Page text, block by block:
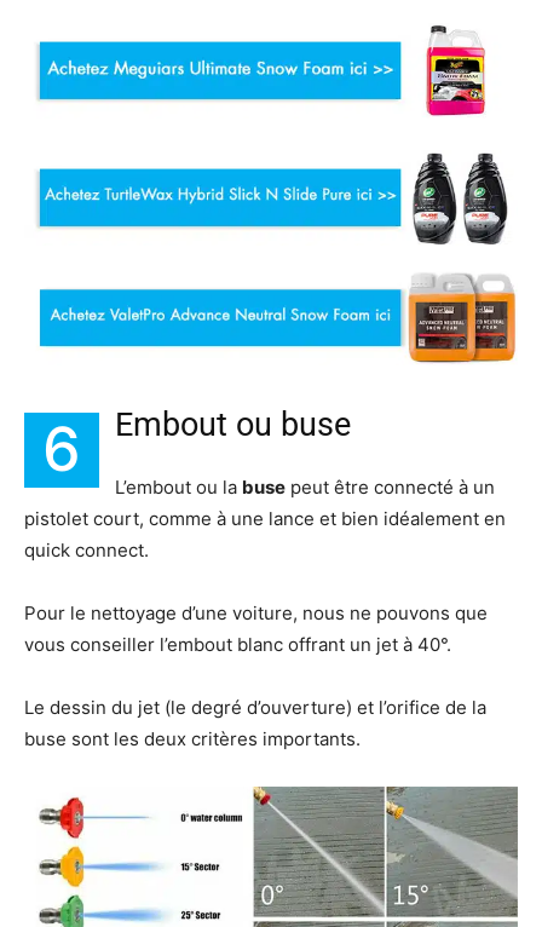
6 Embout ou buse
L’embout ou la buse peut être connecté à un
pistolet court, comme à une lance et bien idéalement en
quick connect.
Pour le nettoyage d’une voiture, nous ne pouvons que
vous conseiller l’embout blanc offrant un jet à 40°.
Le dessin du jet (le degré d’ouverture) et l’orifice de la
buse sont les deux critères importants.